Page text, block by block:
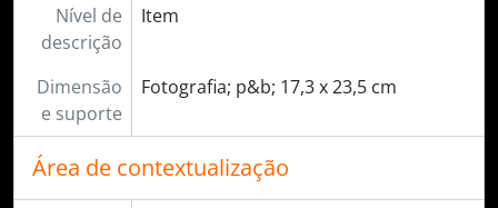
Nível de
descrição
Item
Dimensão
e suporte
Fotografia; p&b; 17,3 x 23,5 cm
Área de contextualização